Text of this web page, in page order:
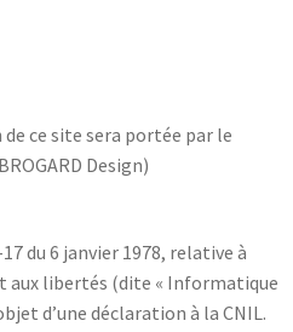
ce site sera portée par le
Design)
du 6 janvier 1978, relative à
aux libertés (dite « Informatique
d’une déclaration à la CNIL.